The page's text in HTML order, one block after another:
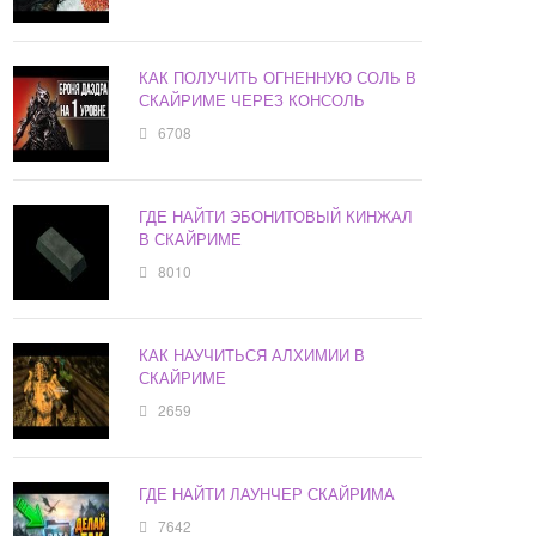
КАК ПОЛУЧИТЬ ОГНЕННУЮ СОЛЬ В
СКАЙРИМЕ ЧЕРЕЗ КОНСОЛЬ
6708
ГДЕ НАЙТИ ЭБОНИТОВЫЙ КИНЖАЛ
В СКАЙРИМЕ
8010
КАК НАУЧИТЬСЯ АЛХИМИИ В
СКАЙРИМЕ
2659
ГДЕ НАЙТИ ЛАУНЧЕР СКАЙРИМА
7642